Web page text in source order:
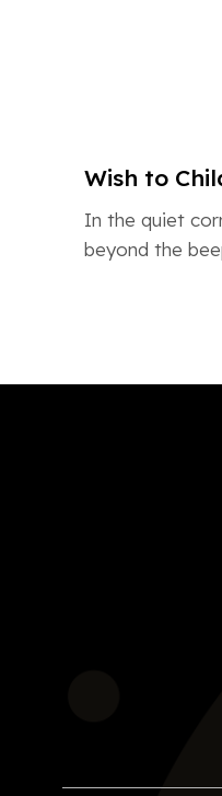
In the quiet
beyond the